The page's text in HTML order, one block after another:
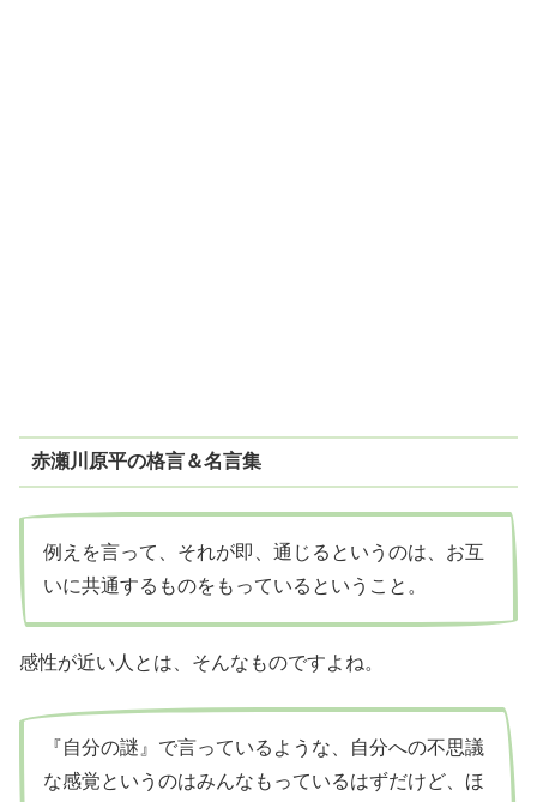
赤瀬川原平の格言＆名言集
例えを言って、それが即、通じるというのは、お互
いに共通するものをもっているということ。
感性が近い人とは、そんなものですよね。
『自分の謎』で言っているような、自分への不思議
な感覚というのはみんなもっているはずだけど、ほ